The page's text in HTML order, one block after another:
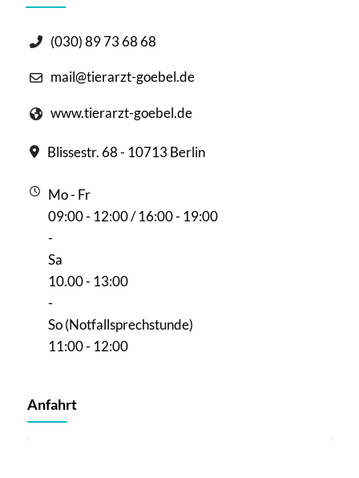
(030) 89 73 68 68
mail@tierarzt-goebel.de
www.tierarzt-goebel.de
Blissestr. 68 - 10713 Berlin
Mo - Fr
09:00 - 12:00 / 16:00 - 19:00
-
Sa
10.00 - 13:00
-
So (Notfallsprechstunde)
11:00 - 12:00
Anfahrt